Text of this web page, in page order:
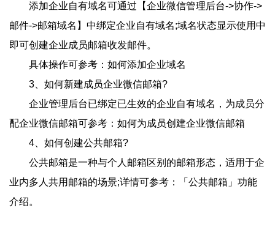
添加企业自有域名可通过【企业微信管理后台->协作->
邮件->邮箱域名】中绑定企业自有域名;域名状态显示使用中
即可创建企业成员邮箱收发邮件。
具体操作可参考：如何添加企业域名
3、如何新建成员企业微信邮箱?
企业管理后台已绑定已生效的企业自有域名，为成员分
配企业微信邮箱可参考：如何为成员创建企业微信邮箱
4、如何创建公共邮箱?
公共邮箱是一种与个人邮箱区别的邮箱形态，适用于企
业内多人共用邮箱的场景;详情可参考：「公共邮箱」功能
介绍。